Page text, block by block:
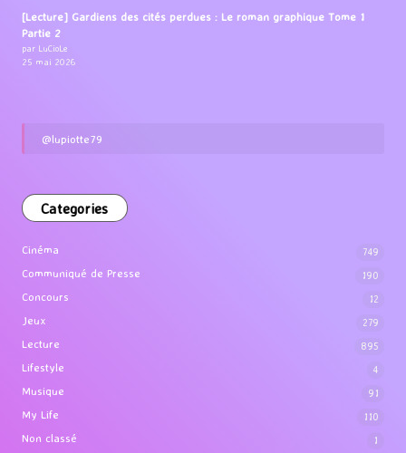
[Lecture] Gardiens des cités perdues : Le roman graphique Tome 1
Partie 2
par LuCioLe
25 mai 2026
@lupiotte79
Categories
Cinéma 749
Communiqué de Presse 190
Concours 12
Jeux 279
Lecture 895
Lifestyle 4
Musique 91
My Life 110
Non classé 1